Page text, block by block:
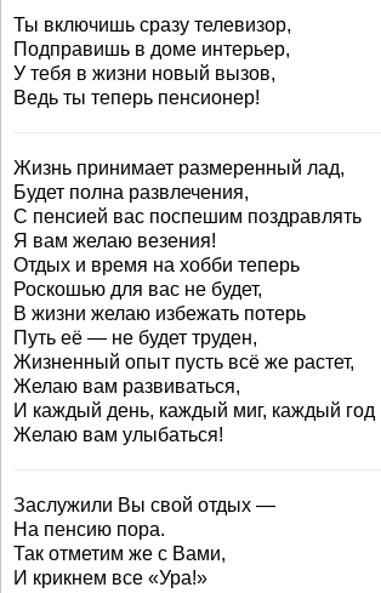
Ты включишь сразу телевизор,
Подправишь в доме интерьер,
У тебя в жизни новый вызов,
Ведь ты теперь пенсионер!
Жизнь принимает размеренный лад,
Будет полна развлечения,
С пенсией вас поспешим поздравлять
Я вам желаю везения!
Отдых и время на хобби теперь
Роскошью для вас не будет,
В жизни желаю избежать потерь
Путь её — не будет труден,
Жизненный опыт пусть всё же растет,
Желаю вам развиваться,
И каждый день, каждый миг, каждый год
Желаю вам улыбаться!
Заслужили Вы свой отдых —
На пенсию пора.
Так отметим же с Вами,
И крикнем все «Ура!»